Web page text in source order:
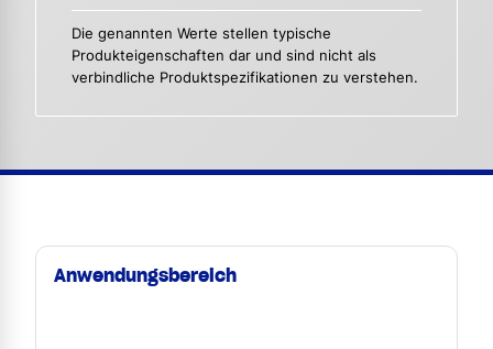
Die genannten Werte stellen typische
Produkteigenschaften dar und sind nicht als
verbindliche Produktspezifikationen zu verstehen.
Anwendungsbereich